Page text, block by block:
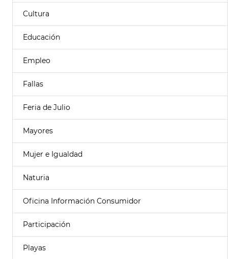
Cultura
Educación
Empleo
Fallas
Feria de Julio
Mayores
Mujer e Igualdad
Naturia
Oficina Información Consumidor
Participación
Playas